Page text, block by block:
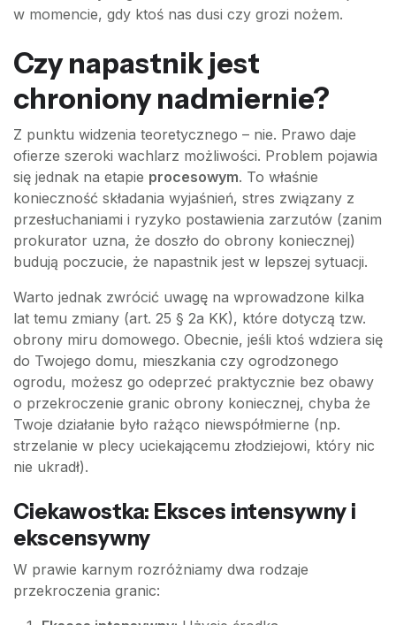
w momencie, gdy ktoś nas dusi czy grozi nożem.
Czy napastnik jest
chroniony nadmiernie?
Z punktu widzenia teoretycznego – nie. Prawo daje
ofierze szeroki wachlarz możliwości. Problem pojawia
się jednak na etapie procesowym. To właśnie
konieczność składania wyjaśnień, stres związany z
przesłuchaniami i ryzyko postawienia zarzutów (zanim
prokurator uzna, że doszło do obrony koniecznej)
budują poczucie, że napastnik jest w lepszej sytuacji.
Warto jednak zwrócić uwagę na wprowadzone kilka
lat temu zmiany (art. 25 § 2a KK), które dotyczą tzw.
obrony miru domowego. Obecnie, jeśli ktoś wdziera się
do Twojego domu, mieszkania czy ogrodzonego
ogrodu, możesz go odeprzeć praktycznie bez obawy
o przekroczenie granic obrony koniecznej, chyba że
Twoje działanie było rażąco niewspółmierne (np.
strzelanie w plecy uciekającemu złodziejowi, który nic
nie ukradł).
Ciekawostka: Eksces intensywny i
ekscensywny
W prawie karnym rozróżniamy dwa rodzaje
przekroczenia granic: